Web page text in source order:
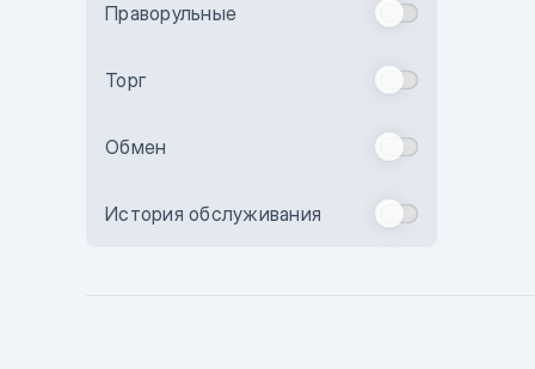
Бежевый
Комбинированный
Праворульные
Торг
Обмен
История обслуживания